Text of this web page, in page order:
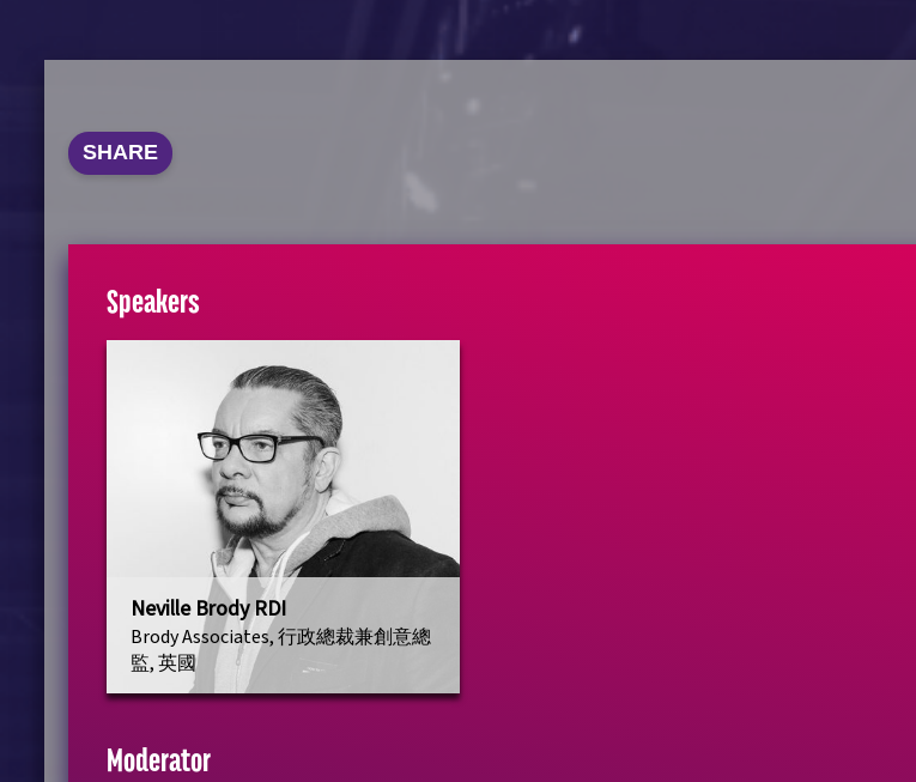
SHARE
Speakers
Neville Brody RDI
Brody Associates, 行政總裁兼創意總
監, 英國
Moderator